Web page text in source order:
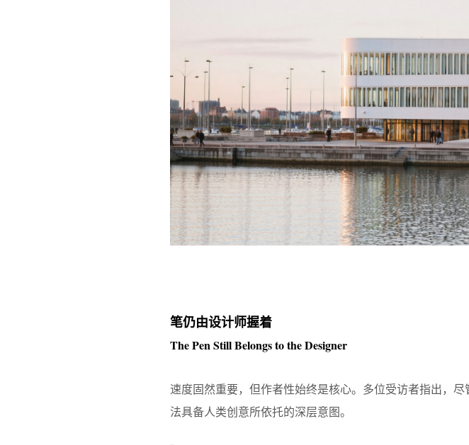
笔仍由设计师握着
The Pen Still Belongs to the Designer
速度固然重要，但作者性始终是核心。多位受访者指出，
法具备人类创意所依托的深层意图。